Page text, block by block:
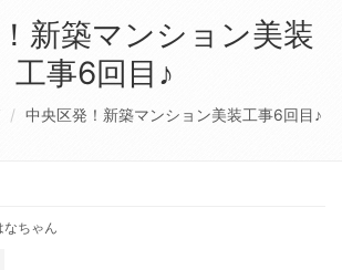
新築マンション美装
工事6回目♪
中央区発！新築マンション美装工事6回目♪
なちゃん